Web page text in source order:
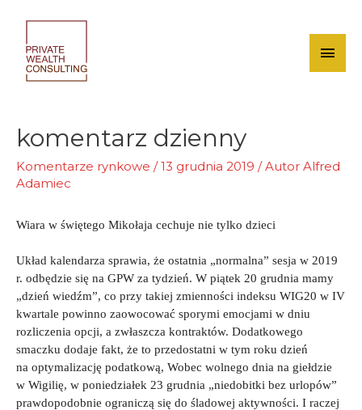
content
Main
komentarz dzienny
Komentarze rynkowe /13 grudnia 2019 / Autor Alfred
Adamiec
Wiara w świętego Mikołaja cechuje nie tylko dzieci
Układ kalendarza sprawia, że ostatnia „normalna” sesja w 2019
r. odbędzie się na GPW za tydzień. W piątek 20 grudnia mamy
„dzień wiedźm”, co przy takiej zmienności indeksu WIG20 w IV
kwartale powinno zaowocować sporymi emocjami w dniu
rozliczenia opcji, a zwłaszcza kontraktów. Dodatkowego
smaczku dodaje fakt, że to przedostatni w tym roku dzień
na optymalizację podatkową, Wobec wolnego dnia na giełdzie
w Wigilię, w poniedziałek 23 grudnia „niedobitki bez urlopów”
prawdopodobnie ograniczą się do śladowej aktywności. I raczej